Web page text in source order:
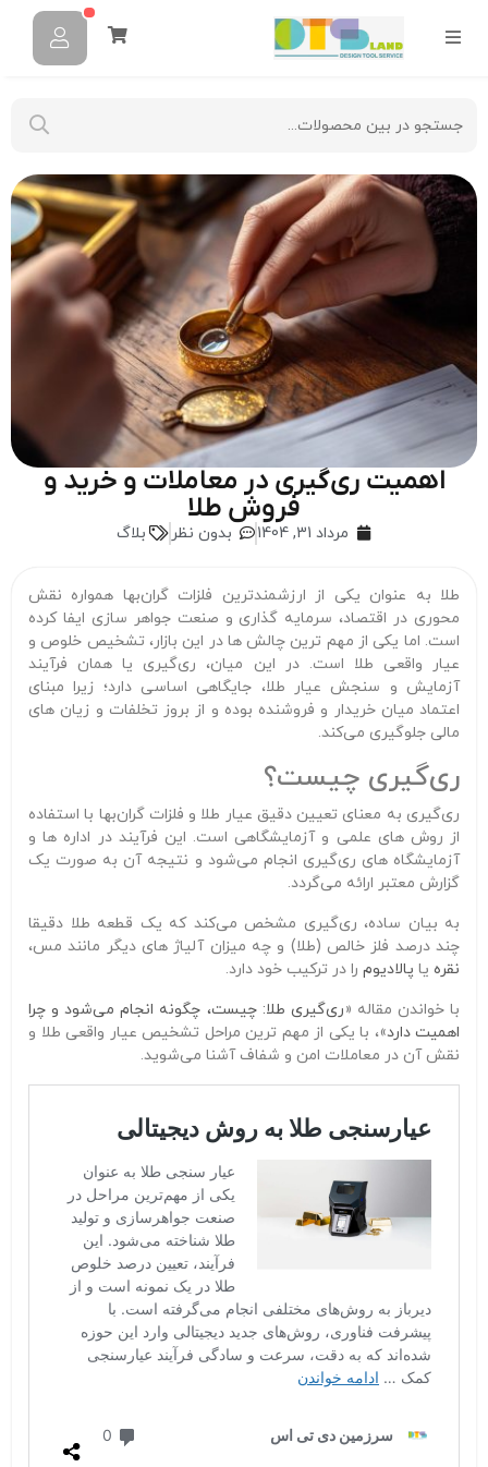
اهمیت ری‌گیری در معاملات و خرید و
فروش طلا
مرداد 31, 1404 بدون نظر بلاگ
طلا به عنوان یکی از ارزشمندترین فلزات گران‌بها همواره نقش
محوری در اقتصاد، سرمایه‌ گذاری و صنعت جواهر سازی ایفا کرده
است. اما یکی از مهم‌ ترین چالش‌ ها در این بازار، تشخیص خلوص و
عیار واقعی طلا است. در این میان، ری‌گیری یا همان فرآیند
آزمایش و سنجش عیار طلا، جایگاهی اساسی دارد؛ زیرا مبنای
اعتماد میان خریدار و فروشنده بوده و از بروز تخلفات و زیان‌ های
مالی جلوگیری می‌کند.
ری‌گیری چیست؟
ری‌گیری به معنای تعیین دقیق عیار طلا و فلزات گران‌بها با استفاده
از روش‌ های علمی و آزمایشگاهی است. این فرآیند در اداره‌ ها و
آزمایشگاه‌ های ری‌گیری انجام می‌شود و نتیجه آن به صورت یک
گزارش معتبر ارائه می‌گردد.
به بیان ساده، ری‌گیری مشخص می‌کند که یک قطعه طلا دقیقا
چند درصد فلز خالص (طلا) و چه میزان آلیاژ های دیگر مانند مس،
نقره یا پالادیوم را در ترکیب خود دارد.
با خواندن مقاله «ری‌گیری طلا: چیست، چگونه انجام می‌شود و چرا
اهمیت دارد»، با یکی از مهم‌ ترین مراحل تشخیص عیار واقعی طلا و
نقش آن در معاملات امن و شفاف آشنا می‌شوید.